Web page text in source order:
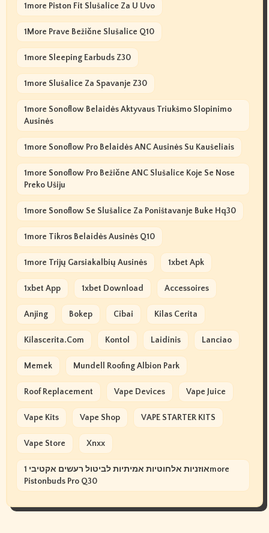
1more Piston Fit Slušalice Za U Uvo
1More Prave Bežične Slušalice Q10
1more Sleeping Earbuds Z30
1more Slušalice Za Spavanje Z30
1more Sonoflow Belaidės Aktyvaus Triukšmo Slopinimo
Ausinės
1more Sonoflow Pro Belaidės ANC Ausinės Su Kaušeliais
1more Sonoflow Pro Bežične ANC Slušalice Koje Se Nose
Preko Ušiju
1more Sonoflow Se Slušalice Za Poništavanje Buke Hq30
1more Tikros Belaidės Ausinės Q10
1more Trijų Garsiakalbių Ausinės 1xbet Apk
1xbet App 1xbet Download Accessoires
Anjing Bokep Cibai Kilas Cerita
Kilascerita.com Kontol Laidinis Lanciao
Memek Mundell Roofing Albion Park
Roof Replacement Vape Devices Vape Juice
Vape Kits Vape Shop VAPE STARTER KITS
Vape Store Xnxx
אוזניות אלחוטיות אמיתיות לביטול רעשים אקטיבי 1more
Pistonbuds Pro Q30